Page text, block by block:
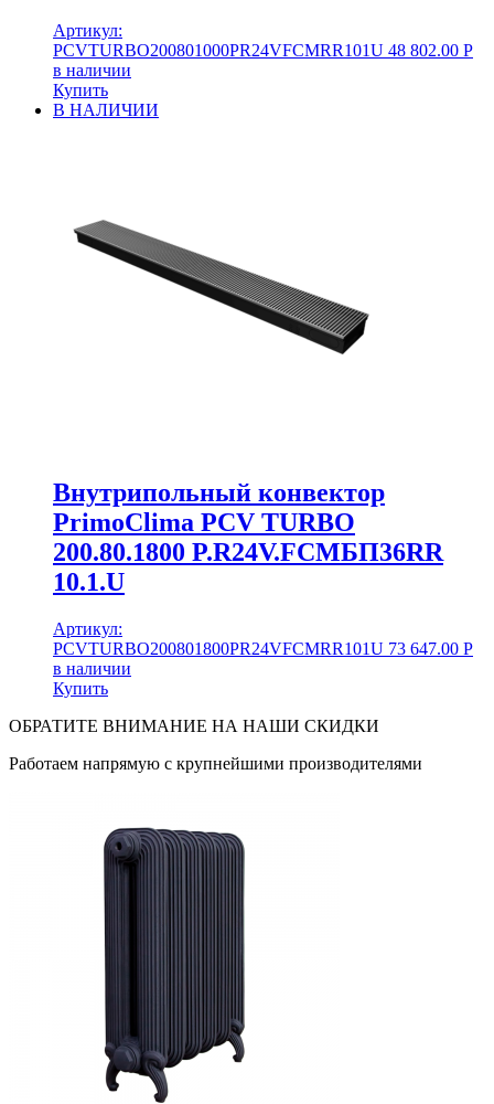
Артикул:
PCVTURBO200801000PR24VFCMRR101U 48 802.00 Р
в наличии
Купить
В НАЛИЧИИ
Внутрипольный конвектор
PrimoClima PCV TURBO
200.80.1800 P.R24V.FCMБП36RR
10.1.U
Артикул:
PCVTURBO200801800PR24VFCMRR101U 73 647.00 Р
в наличии
Купить
ОБРАТИТЕ ВНИМАНИЕ НА НАШИ СКИДКИ
Работаем напрямую с крупнейшими производителями